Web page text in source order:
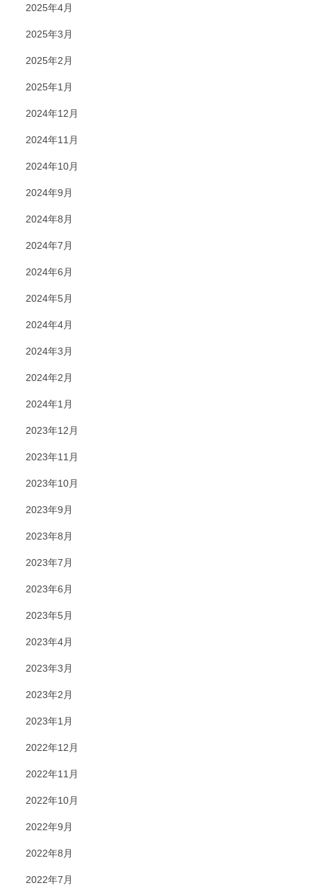
2025年4月
2025年3月
2025年2月
2025年1月
2024年12月
2024年11月
2024年10月
2024年9月
2024年8月
2024年7月
2024年6月
2024年5月
2024年4月
2024年3月
2024年2月
2024年1月
2023年12月
2023年11月
2023年10月
2023年9月
2023年8月
2023年7月
2023年6月
2023年5月
2023年4月
2023年3月
2023年2月
2023年1月
2022年12月
2022年11月
2022年10月
2022年9月
2022年8月
2022年7月